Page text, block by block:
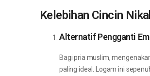
Kelebihan Cincin
Alternatif Pengganti
Bagi pria muslim,
paling ideal. Logam ini